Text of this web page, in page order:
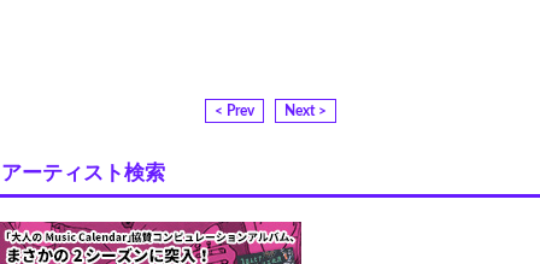
< Prev Next >
アーティスト検索